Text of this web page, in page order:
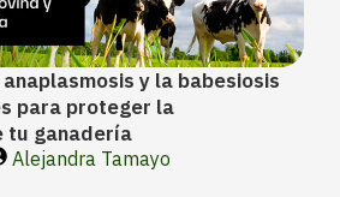
y la babesiosis
para proteger la
tu ganadería
Alejandra Tamayo